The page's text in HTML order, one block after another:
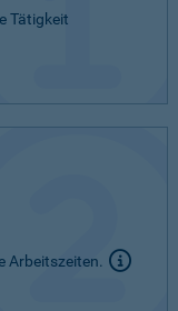
Tätigkeit
Arbeitszeiten.